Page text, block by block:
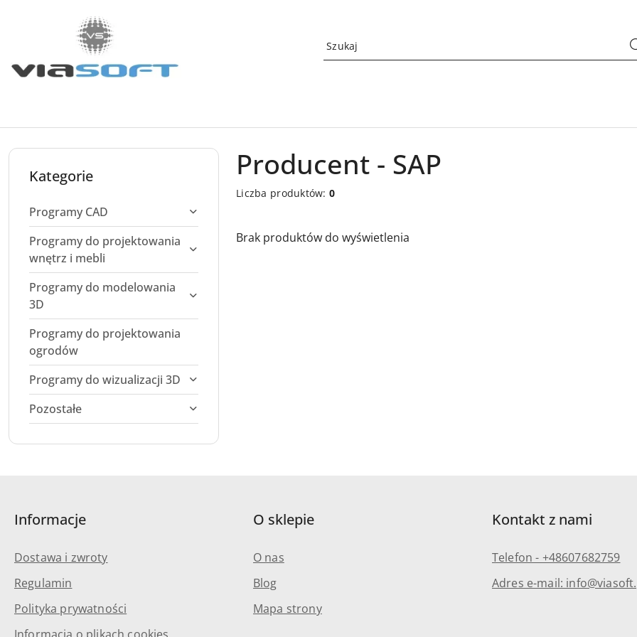
Przejdź do treści głównej
Przejdź do wyszukiwarki
Przejdź do moje konto
Przejdź do menu głównego
Przejdź do stopki
Kategorie
Programy CAD
Programy do projektowania
wnętrz i mebli
Programy do modelowania
3D
Programy do projektowania
ogrodów
Programy do wizualizacji 3D
Pozostałe
Producent - SAP
Liczba produktów:0
Brak produktów do wyświetlenia
Informacje
Dostawa i zwroty
Regulamin
Polityka prywatności
O sklepie
O nas
Blog
Mapa strony
Kontakt z nami
Telefon - +48607682759
Adres e-mail: